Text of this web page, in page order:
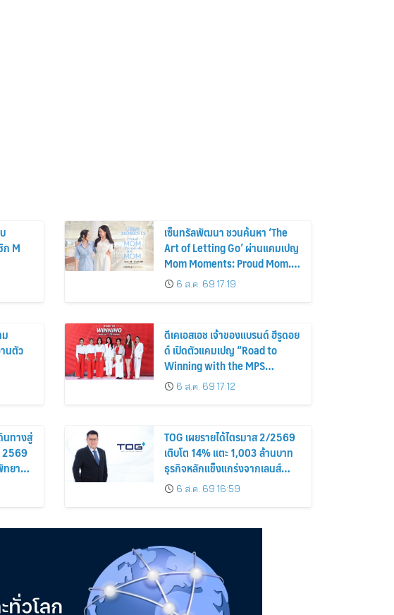
M
เซ็นทรัลพัฒนา ชวนค้นหา ‘The
Art of Letting Go’ ผ่านแคมเปญ
Mom Moments: Proud Mom.
Proud of My Mom.
6 ส.ค. 69 17:19
นตัว
ดีเคเอสเอช เจ้าของแบรนด์ ฮีรูดอย
ด์ เปิดตัวแคมเปญ “Road to
Winning with the MPS
Science”
6 ส.ค. 69 17:12
นทางสู่
2569
ทยา
TOG เผยรายได้ไตรมาส 2/2569
เติบโต 14% แตะ 1,003 ล้านบาท
ธุรกิจหลักแข็งแกร่งจากเลนส์
มูลค่าเพิ่ม และการขยายตลาดต่าง
ประเทศ พร้อมเดินหน้าลงทุนเพื่อ
6 ส.ค. 69 16:59